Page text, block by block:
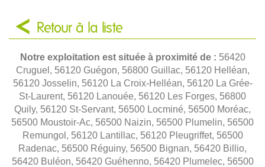
Retour à la liste
Notre exploitation est située à proximité de : 56420
Cruguel, 56120 Guégon, 56800 Guillac, 56120 Helléan,
56120 Josselin, 56120 La Croix-Helléan, 56120 La Grée-
St-Laurent, 56120 Lanouée, 56120 Les Forges, 56800
Quily, 56120 St-Servant, 56500 Locminé, 56500 Moréac,
56500 Moustoir-Ac, 56500 Naizin, 56500 Plumelin, 56500
Remungol, 56120 Lantillac, 56120 Pleugriffet, 56500
Radenac, 56500 Réguiny, 56500 Bignan, 56420 Billio,
56420 Buléon, 56420 Guéhenno, 56420 Plumelec, 56500